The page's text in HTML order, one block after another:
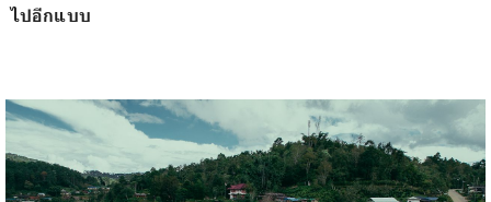
ไปอีกแบบ